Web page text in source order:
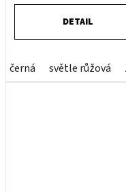
DETAIL
černá světle růžová